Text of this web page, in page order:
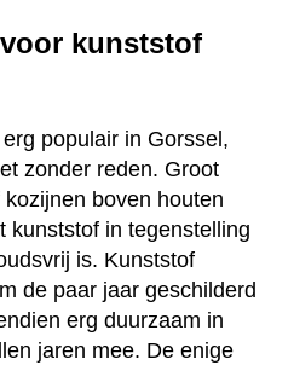
kunststof
populair in Gorssel,
zonder reden. Groot
boven houten
kunststof in tegenstelling
is. Kunststof
de paar jaar geschilderd
erg duurzaam in
jaren mee. De enige